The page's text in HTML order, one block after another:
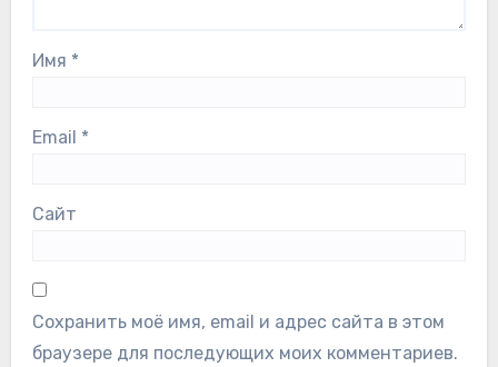
Имя *
Email *
Сайт
Сохранить моё имя, email и адрес сайта в этом
браузере для последующих моих комментариев.